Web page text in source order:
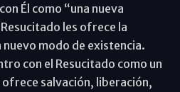
Él como “una nueva
les ofrece la
modo de existencia.
con el Resucitado como un
salvación, liberación,